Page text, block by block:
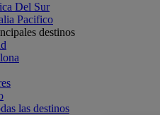
Del Sur
Pacifico
destinos
las destinos